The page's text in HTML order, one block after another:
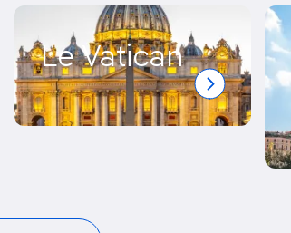
Le Vatican